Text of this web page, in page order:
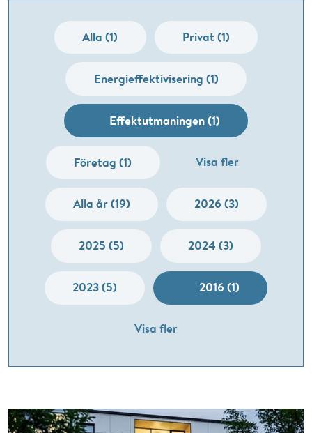
Alla (1) Privat (1)
Energieffektivisering (1)
Effektutmaningen (1)
Företag (1) Visa fler
Alla år (19) 2026 (3)
2025 (5) 2024 (3)
2023 (5) 2016 (1)
Visa fler